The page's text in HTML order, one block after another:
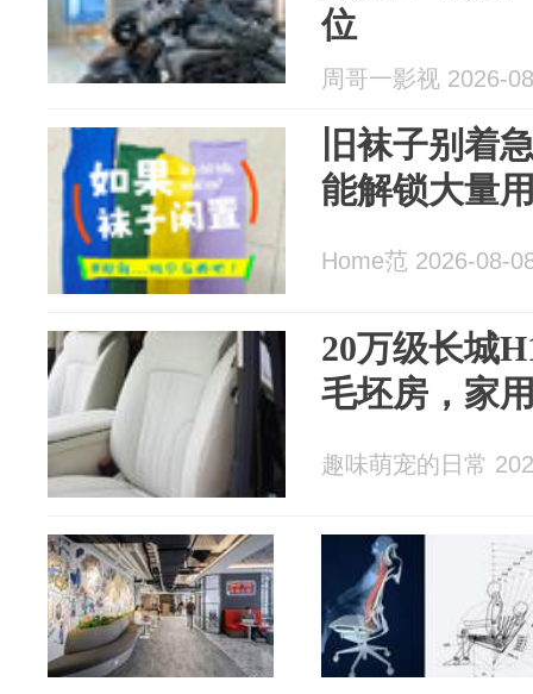
位
周哥一影视 2026-
旧袜子别着
能解锁大量
Home范 2026-08-
20万级长城
毛坯房，家
趣味萌宠的日常